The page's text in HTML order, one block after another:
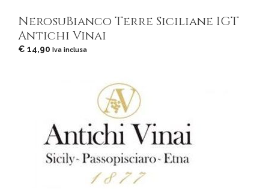
NerosuBianco Terre Siciliane IGT
Antichi Vinai
€ 14,90 Iva inclusa